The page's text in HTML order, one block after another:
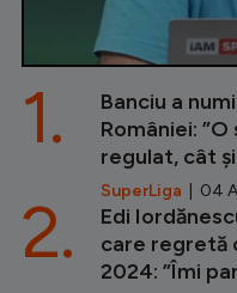
Banciu a
României:
regulat, cât
SuperLiga | 04
1.
Edi
care regretă
2024: ”Îmi
2.